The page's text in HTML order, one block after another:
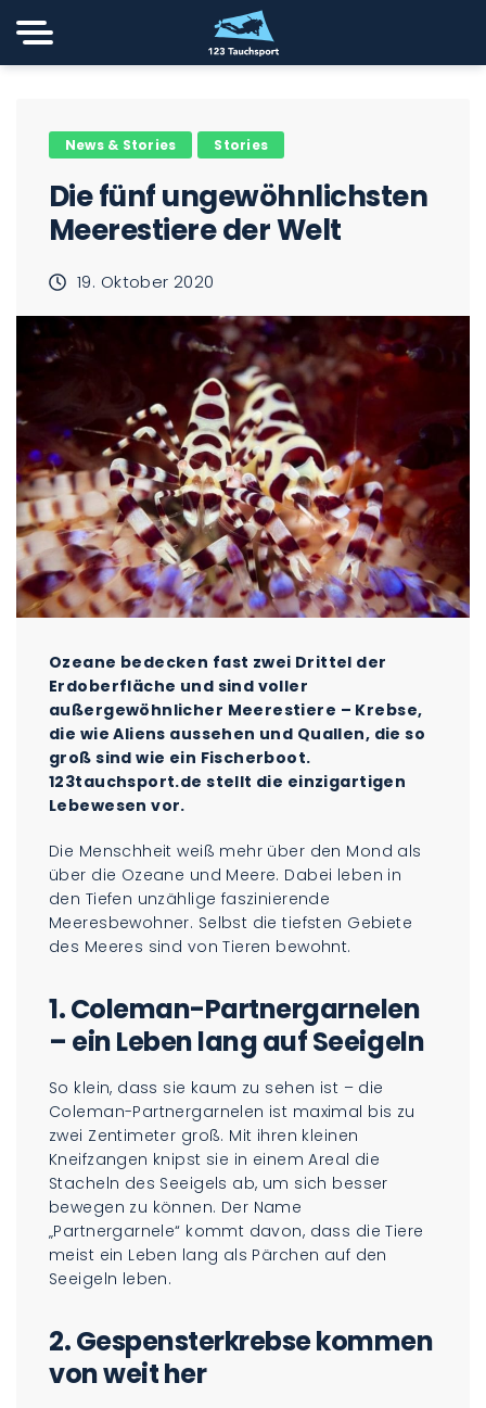
News & Stories Stories
Die fünf ungewöhnlichsten
Meerestiere der Welt
19. Oktober 2020
Ozeane bedecken fast zwei Drittel der
Erdoberfläche und sind voller
außergewöhnlicher Meerestiere – Krebse,
die wie Aliens aussehen und Quallen, die so
groß sind wie ein Fischerboot.
123tauchsport.de stellt die einzigartigen
Lebewesen vor.
Die Menschheit weiß mehr über den Mond als
über die Ozeane und Meere. Dabei leben in
den Tiefen unzählige faszinierende
Meeresbewohner. Selbst die tiefsten Gebiete
des Meeres sind von Tieren bewohnt.
1. Coleman-Partnergarnelen
– ein Leben lang auf Seeigeln
So klein, dass sie kaum zu sehen ist – die
Coleman-Partnergarnelen ist maximal bis zu
zwei Zentimeter groß. Mit ihren kleinen
Kneifzangen knipst sie in einem Areal die
Stacheln des Seeigels ab, um sich besser
bewegen zu können. Der Name
„Partnergarnele“ kommt davon, dass die Tiere
meist ein Leben lang als Pärchen auf den
Seeigeln leben.
2. Gespensterkrebse kommen
von weit her